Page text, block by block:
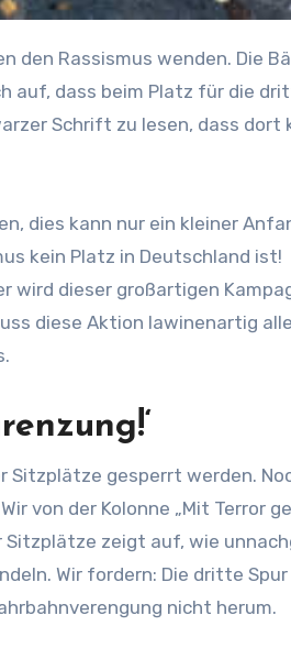
auf, dass beim Platz für die
Schrift zu lesen, dass dort
dies kann nur ein kleiner
kein Platz in Deutschland ist!
wird dieser großartigen
diese Aktion lawinenartig
Sitzplätze gesperrt werden.
von der Kolonne „Mit Terror
zeigt auf, wie
Wir fordern: Die dritte
nicht herum.